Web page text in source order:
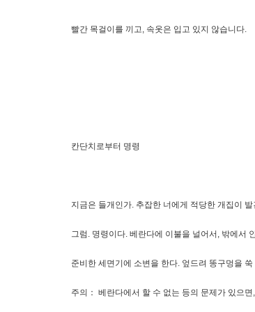
빨간 목걸이를 끼고, 속옷은 입고 있지 않습니다.
칸단치로부터 명령
지금은 들개인가. 추잡한 너에게 적당한 개집이
그럼. 명령이다. 베란다에 이불을 널어서, 밖에서
준비한 세면기에 소변을 한다. 엎드려 똥구멍을
주의： 베란다에서 할 수 없는 등의 문제가 있으